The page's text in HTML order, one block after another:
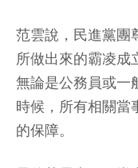
范雲說，民進黨團
所做出來的霸凌成
無論是公務員或一
時候，所有相關當
的保障。